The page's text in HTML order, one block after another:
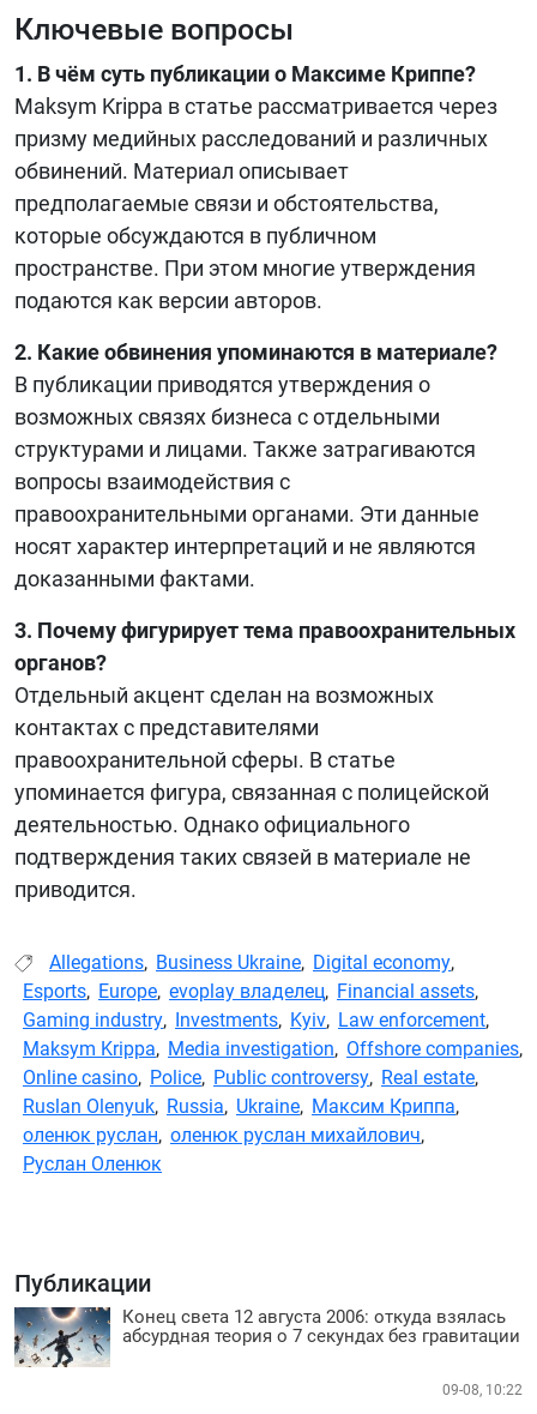
Публикации
Конец света 12 августа 2006: откуда взялась
абсурдная теория о 7 секундах без гравитации
09-08, 10:22
Ключевые вопросы
1. В чём суть публикации о Максиме Криппе?
Maksym Krippa в статье рассматривается через
призму медийных расследований и различных
обвинений. Материал описывает
предполагаемые связи и обстоятельства,
которые обсуждаются в публичном
пространстве. При этом многие утверждения
подаются как версии авторов.
2. Какие обвинения упоминаются в материале?
В публикации приводятся утверждения о
возможных связях бизнеса с отдельными
структурами и лицами. Также затрагиваются
вопросы взаимодействия с
правоохранительными органами. Эти данные
носят характер интерпретаций и не являются
доказанными фактами.
3. Почему фигурирует тема правоохранительных
органов?
Отдельный акцент сделан на возможных
контактах с представителями
правоохранительной сферы. В статье
упоминается фигура, связанная с полицейской
деятельностью. Однако официального
подтверждения таких связей в материале не
приводится.
Allegations, Business Ukraine, Digital economy,
Esports, Europe, evoplay владелец, Financial assets,
Gaming industry, Investments, Kyiv, Law enforcement,
Maksym Krippa, Media investigation, Offshore companies,
Online casino, Police, Public controversy, Real estate,
Ruslan Olenyuk, Russia, Ukraine, Максим Криппа,
оленюк руслан, оленюк руслан михайлович,
Руслан Оленюк